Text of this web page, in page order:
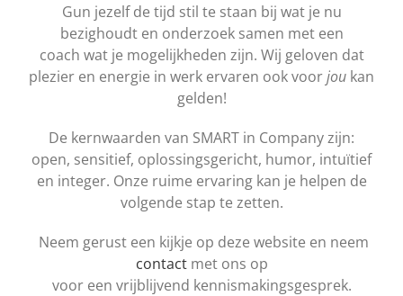
Gun jezelf de tijd stil te staan bij wat je nu
bezighoudt en onderzoek samen met een
coach wat je mogelijkheden zijn. Wij geloven dat
plezier en energie in werk ervaren ook voorjou kan
gelden!
De kernwaarden van SMART in Company zijn:
open, sensitief, oplossingsgericht, humor, intuïtief
en integer. Onze ruime ervaring kan je helpen de
volgende stap te zetten.
Neem gerust een kijkje op deze website en neem
contactmet ons op
voor een vrijblijvend kennismakingsgesprek.